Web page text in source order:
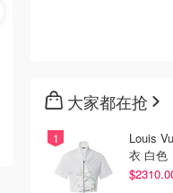
Lay's 飘香麻辣锅味薯
去购买
灵
大家都在抢
Louis
衣 白色